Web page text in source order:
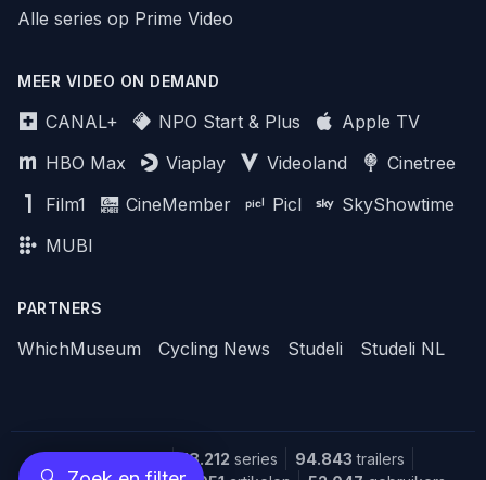
Alle series op Prime Video
MEER VIDEO ON DEMAND
CANAL+ NPO Start & Plus
Apple TV
HBO Max
Viaplay Videoland
Cinetree
Film1
CineMember Picl
SkyShowtime
MUBI
PARTNERS
WhichMuseum Cycling News Studeli Studeli NL
18.212 series 94.843 trailers